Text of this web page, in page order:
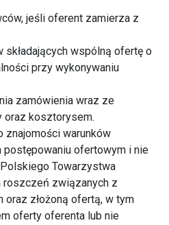
jeśli oferent zamierza z
wspólną ofertę o
przy wykonywaniu
zamówienia wraz ze
oraz kosztorysem.
znajomości warunków
ofertowym i nie
Towarzystwa
roszczeń związanych z
złożoną ofertą, w tym
oferty oferenta lub nie